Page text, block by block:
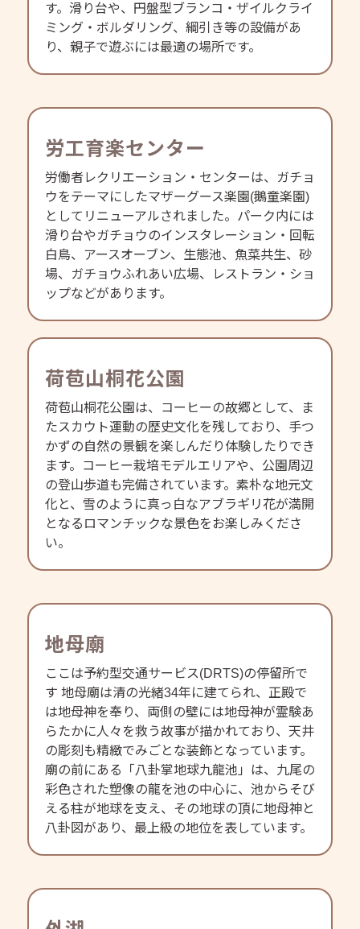
す。滑り台や、円盤型ブランコ・ザイルクライ
ミング・ボルダリング、綱引き等の設備があ
り、親子で遊ぶには最適の場所です。
労工育楽センター
労働者レクリエーション・センターは、ガチョ
ウをテーマにしたマザーグース楽園(鵝童楽園)
としてリニューアルされました。パーク内には
滑り台やガチョウのインスタレーション・回転
白鳥、アースオーブン、生態池、魚菜共生、砂
場、ガチョウふれあい広場、レストラン・ショ
ップなどがあります。
荷苞山桐花公園
荷苞山桐花公園は、コーヒーの故郷として、ま
たスカウト運動の歴史文化を残しており、手つ
かずの自然の景観を楽しんだり体験したりでき
ます。コーヒー栽培モデルエリアや、公園周辺
の登山歩道も完備されています。素朴な地元文
化と、雪のように真っ白なアブラギリ花が満開
となるロマンチックな景色をお楽しみくださ
い。
地母廟
ここは予約型交通サービス(DRTS)の停留所で
す 地母廟は清の光緒34年に建てられ、正殿で
は地母神を奉り、両側の壁には地母神が霊験あ
らたかに人々を救う故事が描かれており、天井
の彫刻も精緻でみごとな装飾となっています。
廟の前にある「八卦掌地球九龍池」は、九尾の
彩色された塑像の龍を池の中心に、池からそび
える柱が地球を支え、その地球の頂に地母神と
八卦図があり、最上級の地位を表しています。